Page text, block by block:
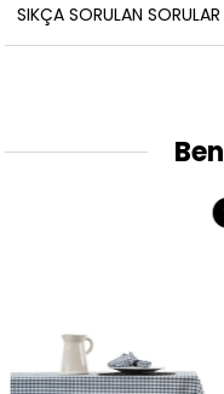
SIKÇA SORULAN SORULAR